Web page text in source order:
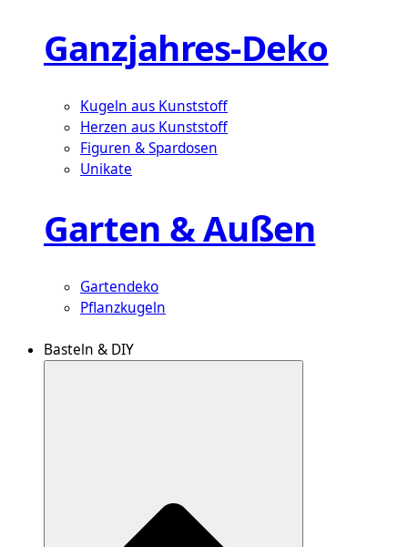
Ganzjahres-Deko
Kugeln aus Kunststoff
Herzen aus Kunststoff
Figuren & Spardosen
Unikate
Garten & Außen
Gartendeko
Pflanzkugeln
Basteln & DIY